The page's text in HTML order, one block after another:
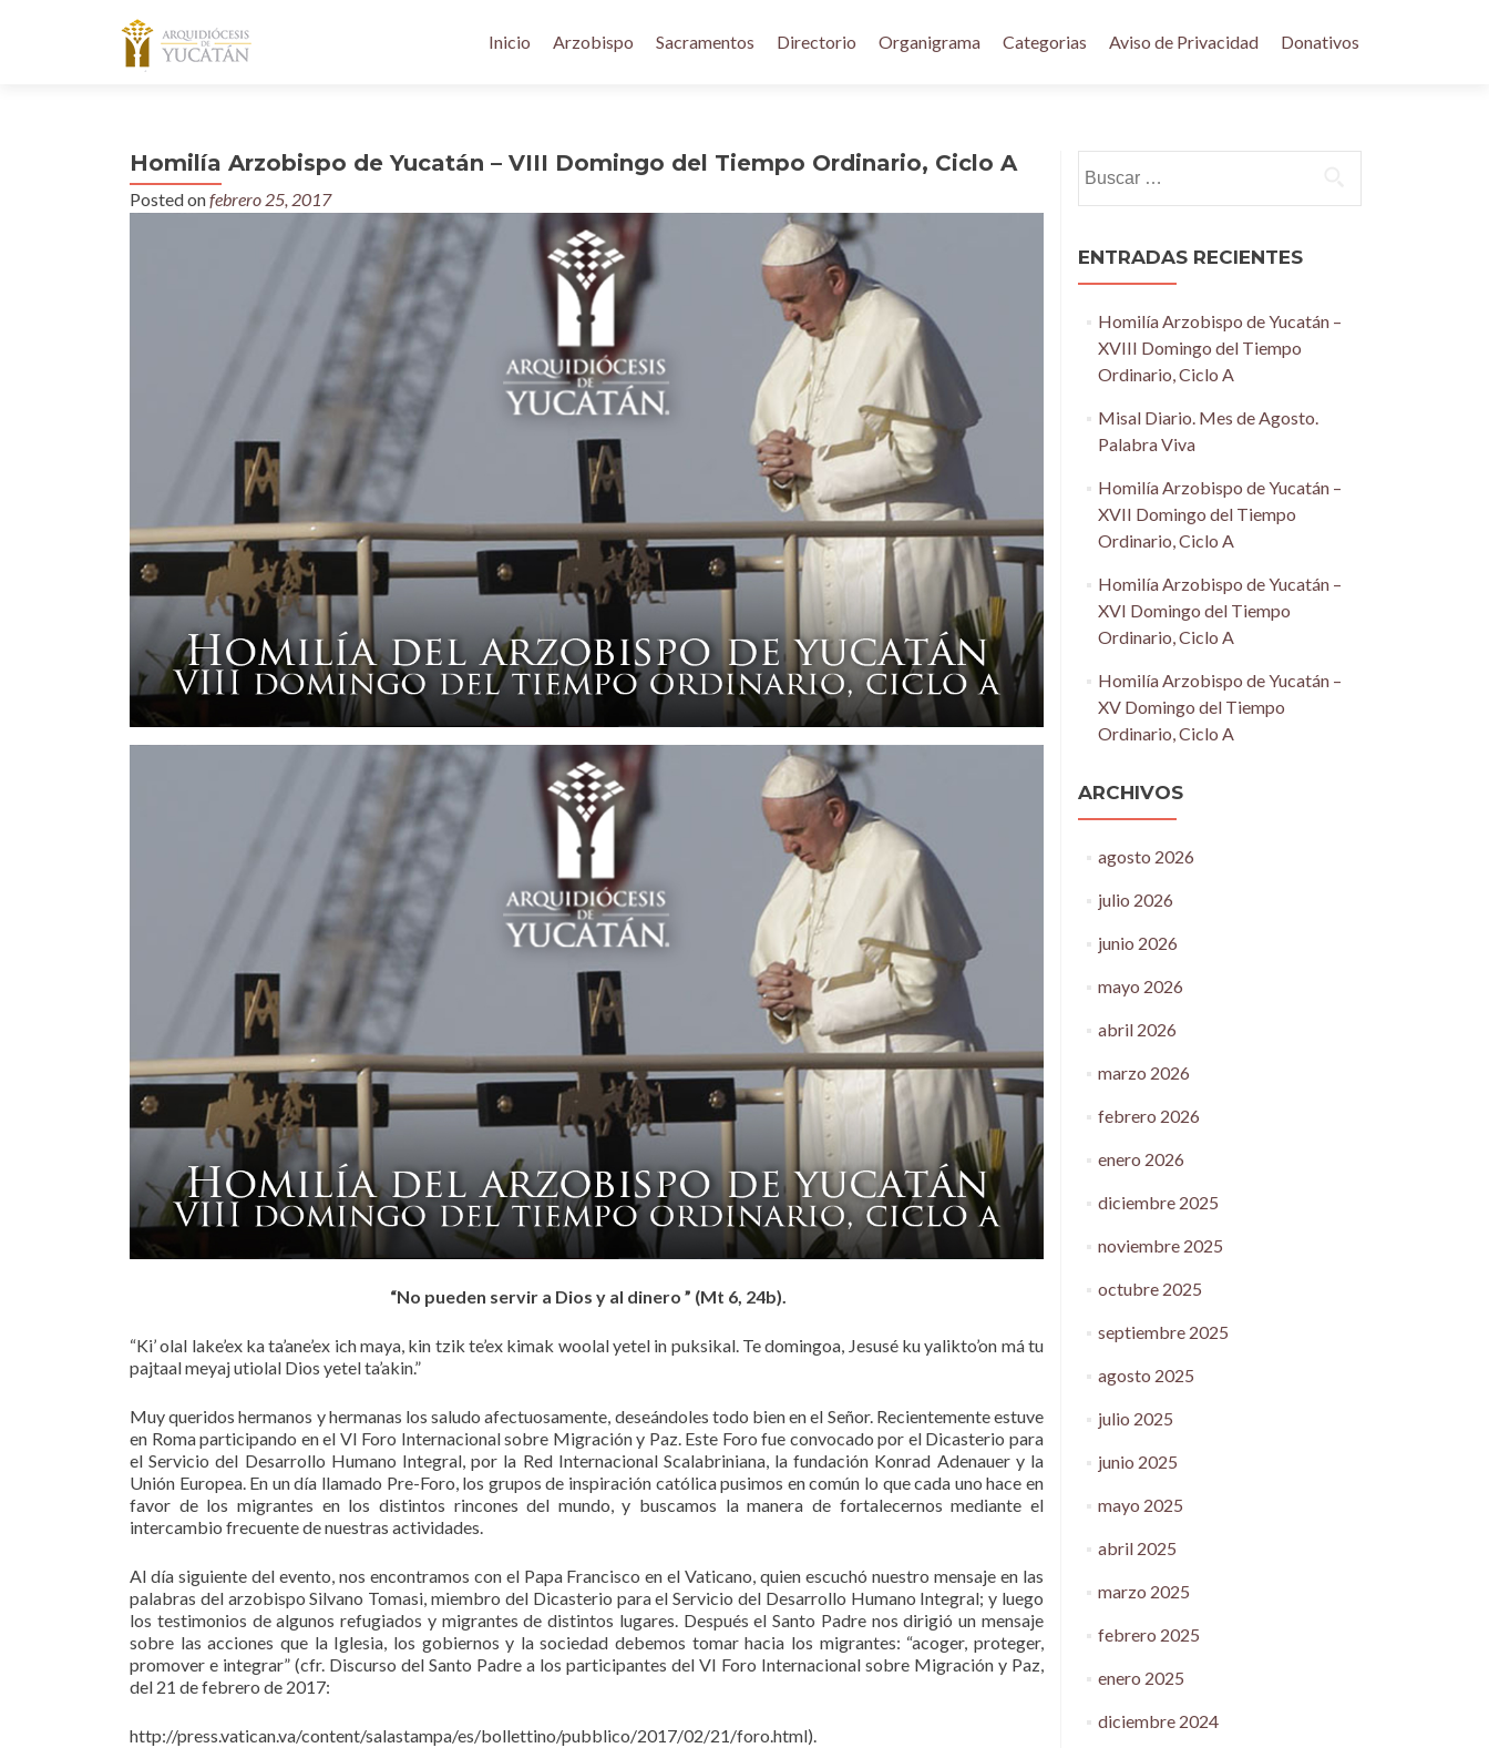
Inicio Arzobispo Sacramentos Directorio Organigrama Categorias Aviso de Privacidad Donativos
Homilía Arzobispo de Yucatán – VIII Domingo del Tiempo Ordinario, Ciclo A
Posted onfebrero 25, 2017
“No pueden servir a Dios y al dinero ” (Mt 6, 24b).
“Ki’ olal lake’ex ka ta’ane’ex ich maya, kin tzik te’ex kimak woolal yetel in puksikal. Te domingoa, Jesusé ku yalikto’on má tu
pajtaal meyaj utiolal Dios yetel ta’akin.”
Muy queridos hermanos y hermanas los saludo afectuosamente, deseándoles todo bien en el Señor. Recientemente estuve
en Roma participando en el VI Foro Internacional sobre Migración y Paz. Este Foro fue convocado por el Dicasterio para
el Servicio del Desarrollo Humano Integral, por la Red Internacional Scalabriniana, la fundación Konrad Adenauer y la
Unión Europea. En un día llamado Pre-Foro, los grupos de inspiración católica pusimos en común lo que cada uno hace en
favor de los migrantes en los distintos rincones del mundo, y buscamos la manera de fortalecernos mediante el
intercambio frecuente de nuestras actividades.
Al día siguiente del evento, nos encontramos con el Papa Francisco en el Vaticano, quien escuchó nuestro mensaje en las
palabras del arzobispo Silvano Tomasi, miembro del Dicasterio para el Servicio del Desarrollo Humano Integral; y luego
los testimonios de algunos refugiados y migrantes de distintos lugares. Después el Santo Padre nos dirigió un mensaje
sobre las acciones que la Iglesia, los gobiernos y la sociedad debemos tomar hacia los migrantes: “acoger, proteger,
promover e integrar” (cfr. Discurso del Santo Padre a los participantes del VI Foro Internacional sobre Migración y Paz,
del 21 de febrero de 2017:
http://press.vatican.va/content/salastampa/es/bollettino/pubblico/2017/02/21/foro.html).
ENTRADAS RECIENTES
Homilía Arzobispo de Yucatán –
XVIII Domingo del Tiempo
Ordinario, Ciclo A
Misal Diario. Mes de Agosto.
Palabra Viva
Homilía Arzobispo de Yucatán –
XVII Domingo del Tiempo
Ordinario, Ciclo A
Homilía Arzobispo de Yucatán –
XVI Domingo del Tiempo
Ordinario, Ciclo A
Homilía Arzobispo de Yucatán –
XV Domingo del Tiempo
Ordinario, Ciclo A
ARCHIVOS
agosto 2026
julio 2026
junio 2026
mayo 2026
abril 2026
marzo 2026
febrero 2026
enero 2026
diciembre 2025
noviembre 2025
octubre 2025
septiembre 2025
agosto 2025
julio 2025
junio 2025
mayo 2025
abril 2025
marzo 2025
febrero 2025
enero 2025
diciembre 2024